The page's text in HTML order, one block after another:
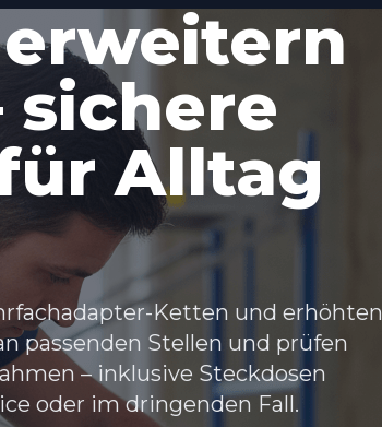
sichere
Alltag
Ketten und erhöhten
passenden Stellen und prüfen
– inklusive Steckdosen
oder im dringenden Fall.